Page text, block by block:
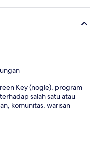
Key (nogle), program
salah satu atau
komunitas, warisan